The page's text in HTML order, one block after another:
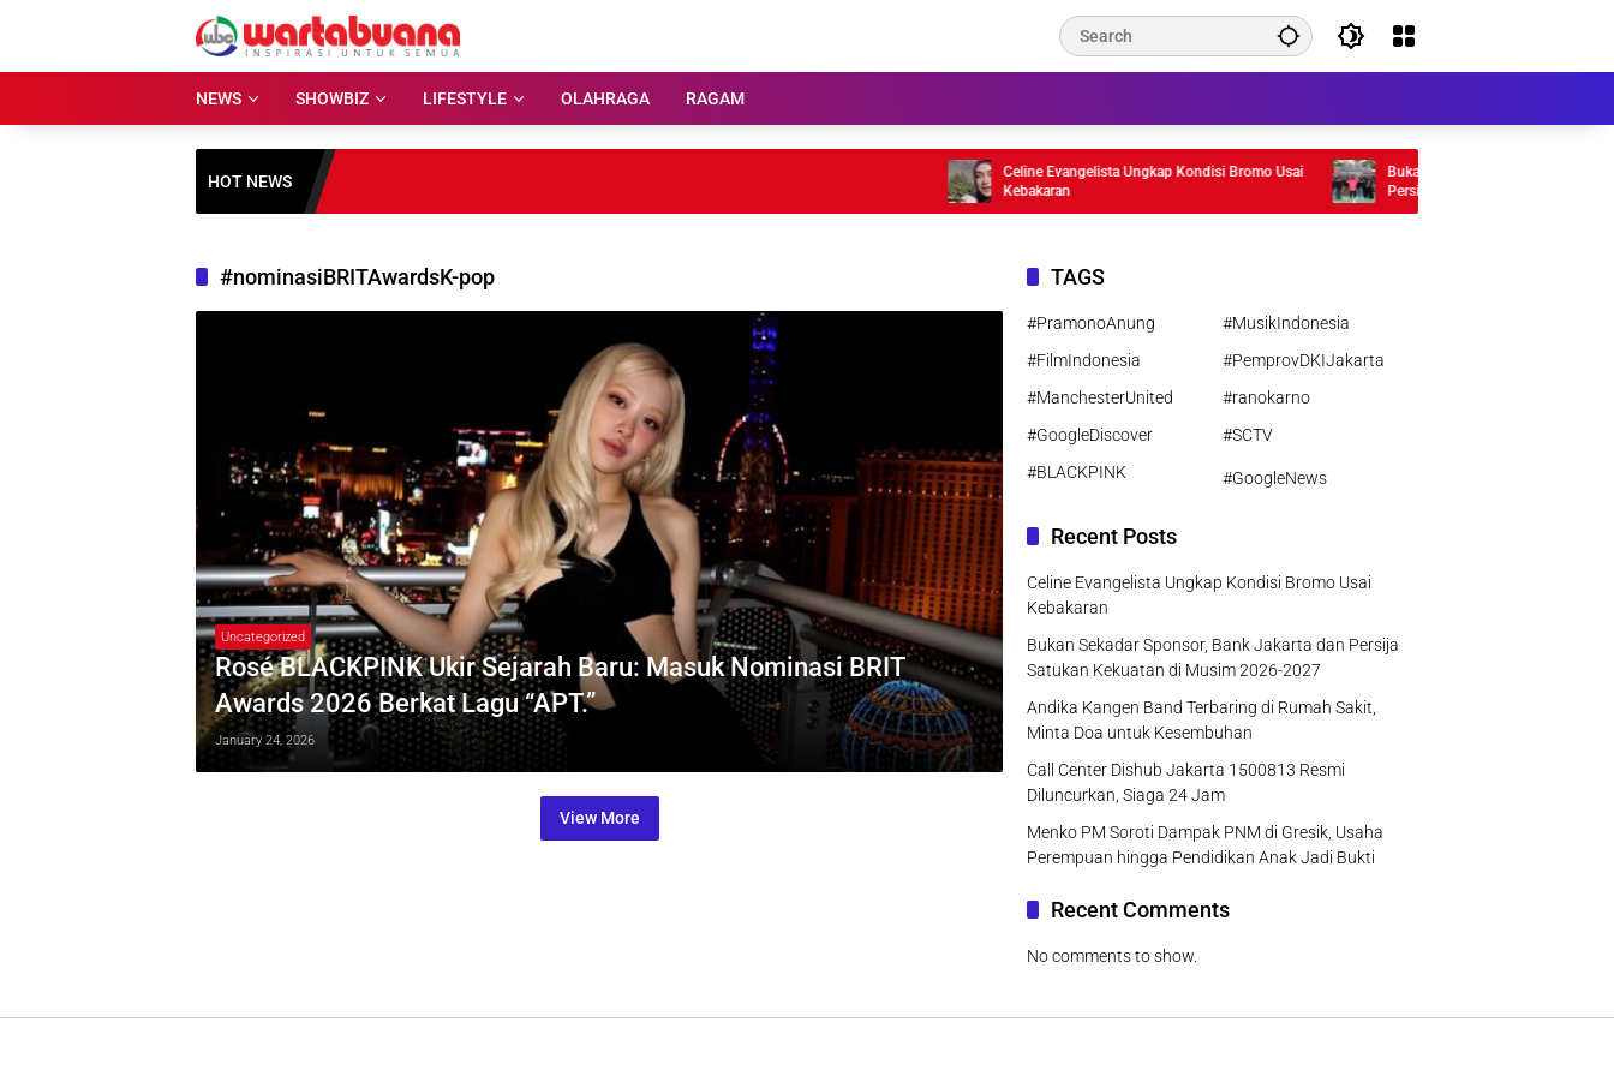
NEWS
SHOWBIZ LIFESTYLE OLAHRAGA RAGAM
HOT NEWS
Celine Evangelista Ungkap Kondisi Bromo Usai
Kebakaran
Bukan Sekadar Sponsor, Bank Jakarta
Persija Satukan Kekuatan di Musim
#nominasiBRITAwardsK-pop
Uncategorized
Rosé BLACKPINK Ukir Sejarah Baru: Masuk Nominasi BRIT
Awards 2026 Berkat Lagu “APT.”
January 24, 2026
View More
TAGS
#PramonoAnung
#MusikIndonesia
#FilmIndonesia
#PemprovDKIJakarta
#ManchesterUnited
#ranokarno
#GoogleDiscover
#SCTV
#BLACKPINK
#GoogleNews
Recent Posts
Celine Evangelista Ungkap Kondisi Bromo Usai
Kebakaran
Bukan Sekadar Sponsor, Bank Jakarta dan Persija
Satukan Kekuatan di Musim 2026-2027
Andika Kangen Band Terbaring di Rumah Sakit,
Minta Doa untuk Kesembuhan
Call Center Dishub Jakarta 1500813 Resmi
Diluncurkan, Siaga 24 Jam
Menko PM Soroti Dampak PNM di Gresik, Usaha
Perempuan hingga Pendidikan Anak Jadi Bukti
Recent Comments
No comments to show.